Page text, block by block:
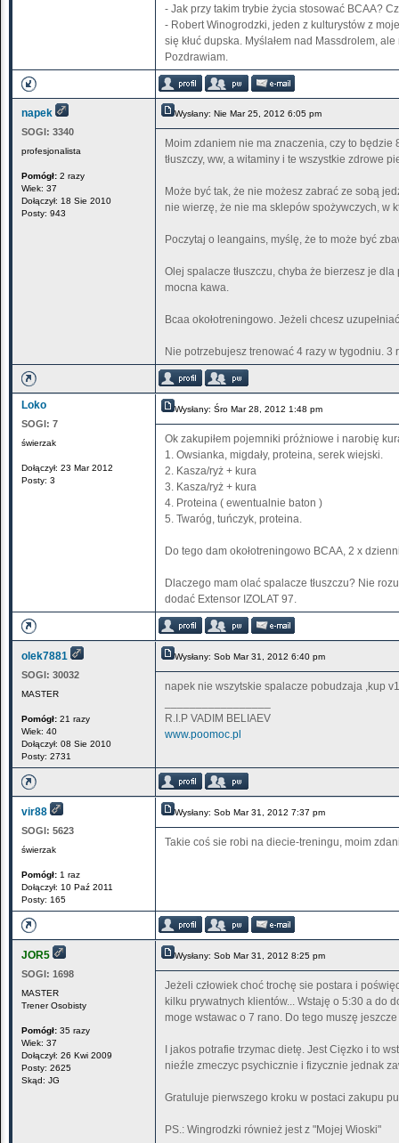
- Jak przy takim trybie życia stosować BCAA?
- Robert Winogrodzki, jeden z kulturystów z
się kłuć dupska. Myślałem nad Massdrolem,
Pozdrawiam.
napek
SOGI: 3340
profesjonalista
Pomógł: 2 razy
Wiek: 37
Dołączył: 18 Sie 2010
Posty: 943
Wysłany: Nie Mar 25, 2012 6:05 pm
Moim zdaniem nie ma znaczenia, czy to będzie
tłuszczy, ww, a witaminy i te wszystkie zdrowe
Może być tak, że nie możesz zabrać ze sobą
nie wierzę, że nie ma sklepów spożywczych, w
Poczytaj o leangains, myślę, że to może być
Olej spalacze tłuszczu, chyba że bierzesz je
mocna kawa.
Bcaa okołotreningowo. Jeżeli chcesz
Nie potrzebujesz trenować 4 razy w tygodniu. 3
Loko
SOGI: 7
świerzak
Dołączył: 23 Mar 2012
Posty: 3
Wysłany: Śro Mar 28, 2012 1:48 pm
Ok zakupiłem pojemniki próżniowe i narobię
1. Owsianka, migdały, proteina, serek wiejski.
2. Kasza/ryż + kura
3. Kasza/ryż + kura
4. Proteina ( ewentualnie baton )
5. Twaróg, tuńczyk, proteina.
Do tego dam okołotreningowo BCAA, 2 x
Dlaczego mam olać spalacze tłuszczu? Nie
dodać Extensor IZOLAT 97.
olek7881
SOGI: 30032
MASTER
Pomógł: 21 razy
Wiek: 40
Dołączył: 08 Sie 2010
Posty: 2731
Wysłany: Sob Mar 31, 2012 6:40 pm
napek nie wszytskie spalacze pobudzaja ,kup
R.I.P VADIM BELIAEV
www.poomoc.pl
vir88
SOGI: 5623
świerzak
Pomógł: 1 raz
Dołączył: 10 Paź 2011
Posty: 165
Wysłany: Sob Mar 31, 2012 7:37 pm
Takie coś sie robi na diecie-treningu, moim
JOR5
SOGI: 1698
MASTER
Trener Osobisty
Pomógł: 35 razy
Wiek: 37
Dołączył: 26 Kwi 2009
Posty: 2625
Skąd: JG
Wysłany: Sob Mar 31, 2012 8:25 pm
Jeżeli człowiek choć trochę sie postara i
kilku prywatnych klientów... Wstaję o 5:30 a do
moge wstawac o 7 rano. Do tego muszę
I jakos potrafie trzymac dietę. Jest Cięzko i to
nieźle zmeczyc psychicznie i fizycznie jednak
Gratuluje pierwszego kroku w postaci zakupu
PS.: Wingrodzki również jest z "Mojej Wioski"